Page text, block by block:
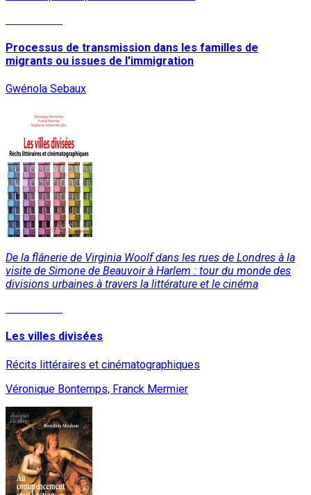
Processus de transmission dans les familles de
migrants ou issues de l'immigration
Gwénola Sebaux
De la flânerie de Virginia Woolf dans les rues de Londres à la
visite de Simone de Beauvoir à Harlem : tour du monde des
divisions urbaines à travers la littérature et le cinéma
Les villes divisées
Récits littéraires et cinématographiques
Véronique Bontemps, Franck Mermier